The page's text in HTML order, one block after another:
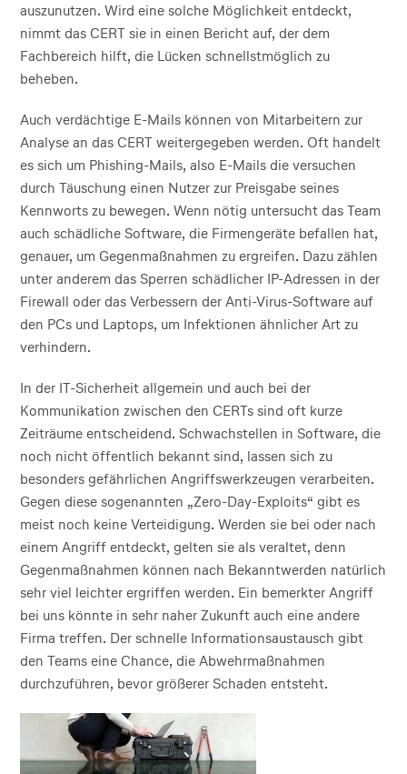
auszunutzen. Wird eine solche Möglichkeit entdeckt,
nimmt das CERT sie in einen Bericht auf, der dem
Fachbereich hilft, die Lücken schnellstmöglich zu
beheben.
Auch verdächtige E-Mails können von Mitarbeitern zur
Analyse an das CERT weitergegeben werden. Oft handelt
es sich um Phishing-Mails, also E-Mails die versuchen
durch Täuschung einen Nutzer zur Preisgabe seines
Kennworts zu bewegen. Wenn nötig untersucht das Team
auch schädliche Software, die Firmengeräte befallen hat,
genauer, um Gegenmaßnahmen zu ergreifen. Dazu zählen
unter anderem das Sperren schädlicher IP-Adressen in der
Firewall oder das Verbessern der Anti-Virus-Software auf
den PCs und Laptops, um Infektionen ähnlicher Art zu
verhindern.
In der IT-Sicherheit allgemein und auch bei der
Kommunikation zwischen den CERTs sind oft kurze
Zeiträume entscheidend. Schwachstellen in Software, die
noch nicht öffentlich bekannt sind, lassen sich zu
besonders gefährlichen Angriffswerkzeugen verarbeiten.
Gegen diese sogenannten „Zero-Day-Exploits“ gibt es
meist noch keine Verteidigung. Werden sie bei oder nach
einem Angriff entdeckt, gelten sie als veraltet, denn
Gegenmaßnahmen können nach Bekanntwerden natürlich
sehr viel leichter ergriffen werden. Ein bemerkter Angriff
bei uns könnte in sehr naher Zukunft auch eine andere
Firma treffen. Der schnelle Informationsaustausch gibt
den Teams eine Chance, die Abwehrmaßnahmen
durchzuführen, bevor größerer Schaden entsteht.